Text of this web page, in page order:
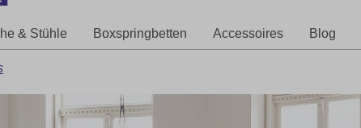
& Stühle Boxspringbetten Accessoires Blog